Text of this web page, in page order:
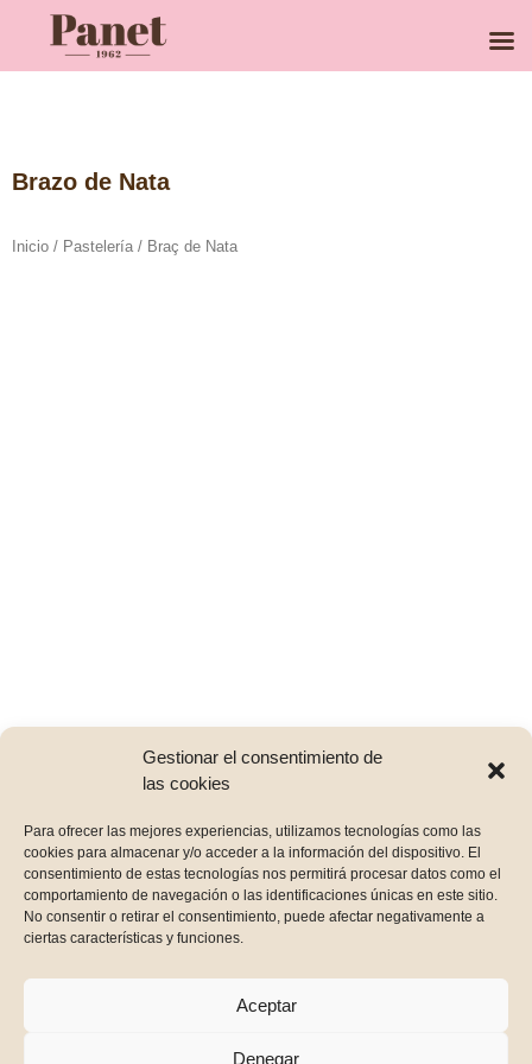
Gestionar el consentimiento de
las cookies
Para ofrecer las mejores experiencias, utilizamos tecnologías como las
cookies para almacenar y/o acceder a la información del dispositivo. El
consentimiento de estas tecnologías nos permitirá procesar datos como el
comportamiento de navegación o las identificaciones únicas en este sitio.
No consentir o retirar el consentimiento, puede afectar negativamente a
ciertas características y funciones.
Aceptar
Denegar
Brazo de Nata
Inicio / Pastelería / Braç de Nata
En Panet estamos para ti, síguenos en nuestras RRSS
para estar al día de todas las novedades.
Intranet